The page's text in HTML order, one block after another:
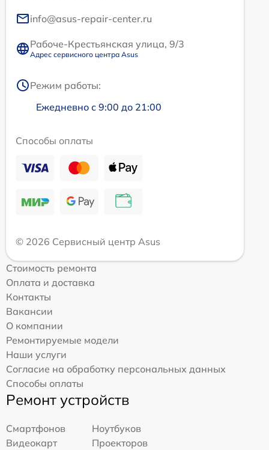
info@asus-repair-center.ru
Рабоче-Крестьянская улица, 9/3
Адрес сервисного центра Asus
Режим работы:
Ежедневно с 9:00 до 21:00
Способы оплаты
© 2026 Сервисный центр Asus
Стоимость ремонта
Оплата и доставка
Контакты
Вакансии
О компании
Ремонтируемые модели
Наши услуги
Согласие на обработку персональных данных
Способы оплаты
Ремонт устройств
Смартфонов
Ноутбуков
Видеокарт
Проекторов